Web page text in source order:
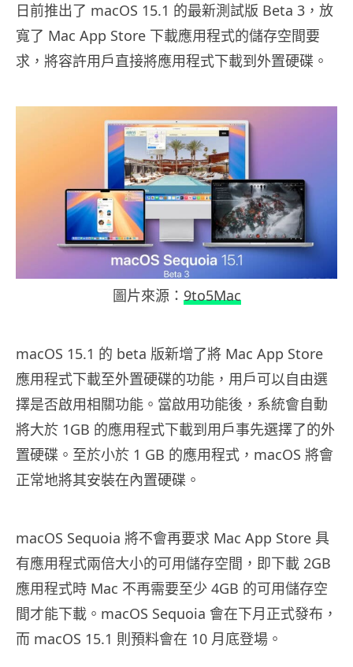
日前推出了 macOS 15.1 的最新測試版 Beta 3，放
寬了 Mac App Store 下載應用程式的儲存空間要
求，將容許用戶直接將應用程式下載到外置硬碟。
圖片來源： 9to5Mac
macOS 15.1 的 beta 版新增了將 Mac App Store
應用程式下載至外置硬碟的功能，用戶可以自由選
擇是否啟用相關功能。當啟用功能後，系統會自動
將大於 1GB 的應用程式下載到用戶事先選擇了的外
置硬碟。至於小於 1 GB 的應用程式，macOS 將會
正常地將其安裝在內置硬碟。
macOS Sequoia 將不會再要求 Mac App Store 具
有應用程式兩倍大小的可用儲存空間，即下載 2GB
應用程式時 Mac 不再需要至少 4GB 的可用儲存空
間才能下載。macOS Sequoia 會在下月正式發布，
而 macOS 15.1 則預料會在 10 月底登場。